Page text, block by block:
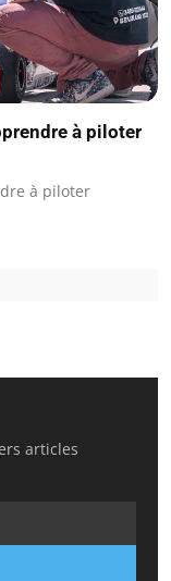
à piloter
à piloter
articles